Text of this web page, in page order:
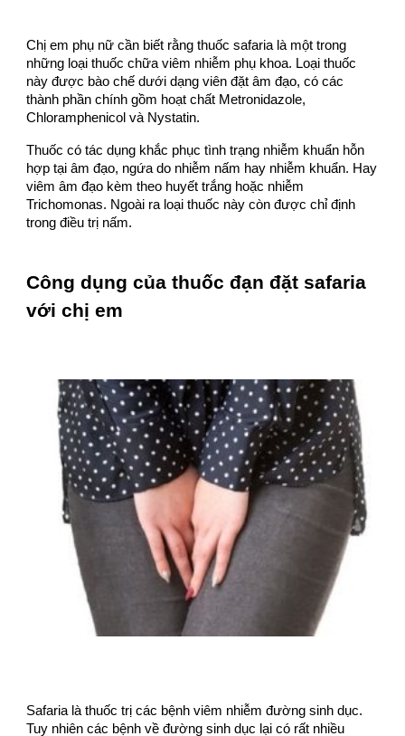
Chị em phụ nữ cần biết rằng thuốc safaria là một trong
những loại thuốc chữa viêm nhiễm phụ khoa. Loại thuốc
này được bào chế dưới dạng viên đặt âm đạo, có các
thành phần chính gồm hoạt chất Metronidazole,
Chloramphenicol và Nystatin.
Thuốc có tác dụng khắc phục tình trạng nhiễm khuẩn hỗn
hợp tại âm đạo, ngứa do nhiễm nấm hay nhiễm khuẩn. Hay
viêm âm đạo kèm theo huyết trắng hoặc nhiễm
Trichomonas. Ngoài ra loại thuốc này còn được chỉ định
trong điều trị nấm.
Công dụng của thuốc đạn đặt safaria
với chị em
Safaria là thuốc trị các bệnh viêm nhiễm đường sinh dục.
Tuy nhiên các bệnh về đường sinh dục lại có rất nhiều